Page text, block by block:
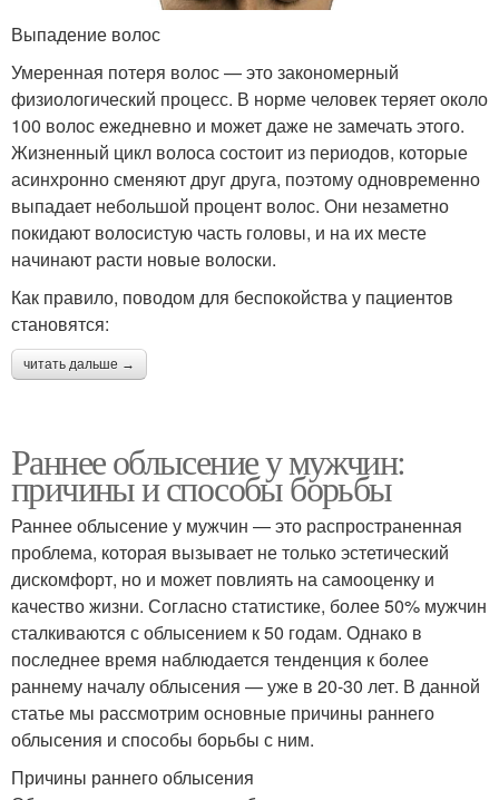
Выпадение волос
Умеренная потеря волос — это закономерный
физиологический процесс. В норме человек теряет около
100 волос ежедневно и может даже не замечать этого.
Жизненный цикл волоса состоит из периодов, которые
асинхронно сменяют друг друга, поэтому одновременно
выпадает небольшой процент волос. Они незаметно
покидают волосистую часть головы, и на их месте
начинают расти новые волоски.
Как правило, поводом для беспокойства у пациентов
становятся:
читать дальше →
Раннее облысение у мужчин:
причины и способы борьбы
Раннее облысение у мужчин — это распространенная
проблема, которая вызывает не только эстетический
дискомфорт, но и может повлиять на самооценку и
качество жизни. Согласно статистике, более 50% мужчин
сталкиваются с облысением к 50 годам. Однако в
последнее время наблюдается тенденция к более
раннему началу облысения — уже в 20-30 лет. В данной
статье мы рассмотрим основные причины раннего
облысения и способы борьбы с ним.
Причины раннего облысения